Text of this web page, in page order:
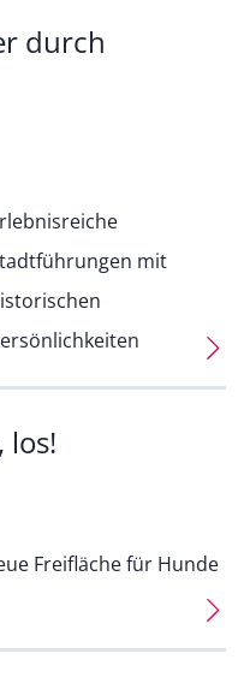
durch
mit
los!
Freifläche für Hunde